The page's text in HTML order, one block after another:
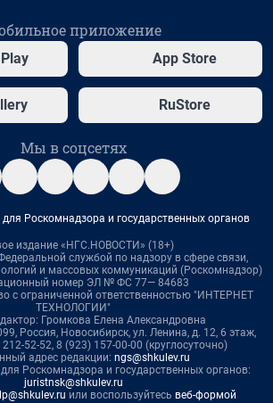
приложение
App Store
RuStore
Мы в соцсетях
Роскомнадзора и государственных органов
издание «НГС.НОВОСТИ» (18+)
службой по надзору в сфере связи,
и массовых коммуникаций (Роскомнадзор)
номер ЭЛ № ФС 77— 84683
с ограниченной ответственностью "ИНТЕРНЕТ
ТЕХНОЛОГИИ"
Громкова Елена Александровна
Россия, Новосибирск, ул. Ленина, д. 12, 6 этаж,
52-52, 8 (923) 157-00-00 (круглосуточно)
адрес редакции: ngs@shkulev.ru
Роскомнадзора и государственных органов:
juristnsk@shkulev.ru
или воспользуйтесь веб-формой